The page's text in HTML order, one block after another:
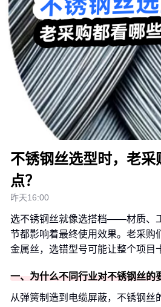
不锈钢丝选型时，老
点？
昨天16:00
选不锈钢丝就像选搭档——材质、
节都影响着最终使用效果。老采购
金属丝，选错型号可能让整个项目
一、为什么不同行业对不锈钢丝的
从弹簧制造到电缆屏蔽，不锈钢丝